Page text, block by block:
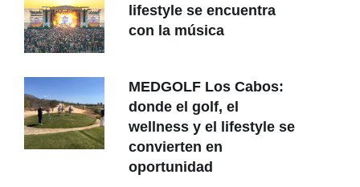
lifestyle se encuentra
con la música
MEDGOLF Los Cabos:
donde el golf, el
wellness y el lifestyle se
convierten en
oportunidad